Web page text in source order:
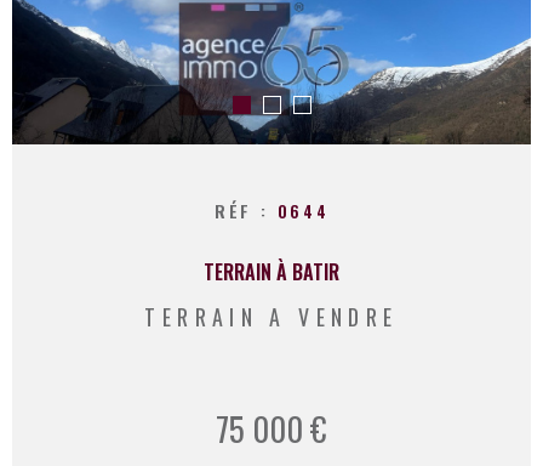
CONTACT
RÉF : 0644
TERRAIN À BATIR
TERRAIN A VENDRE
75 000 €